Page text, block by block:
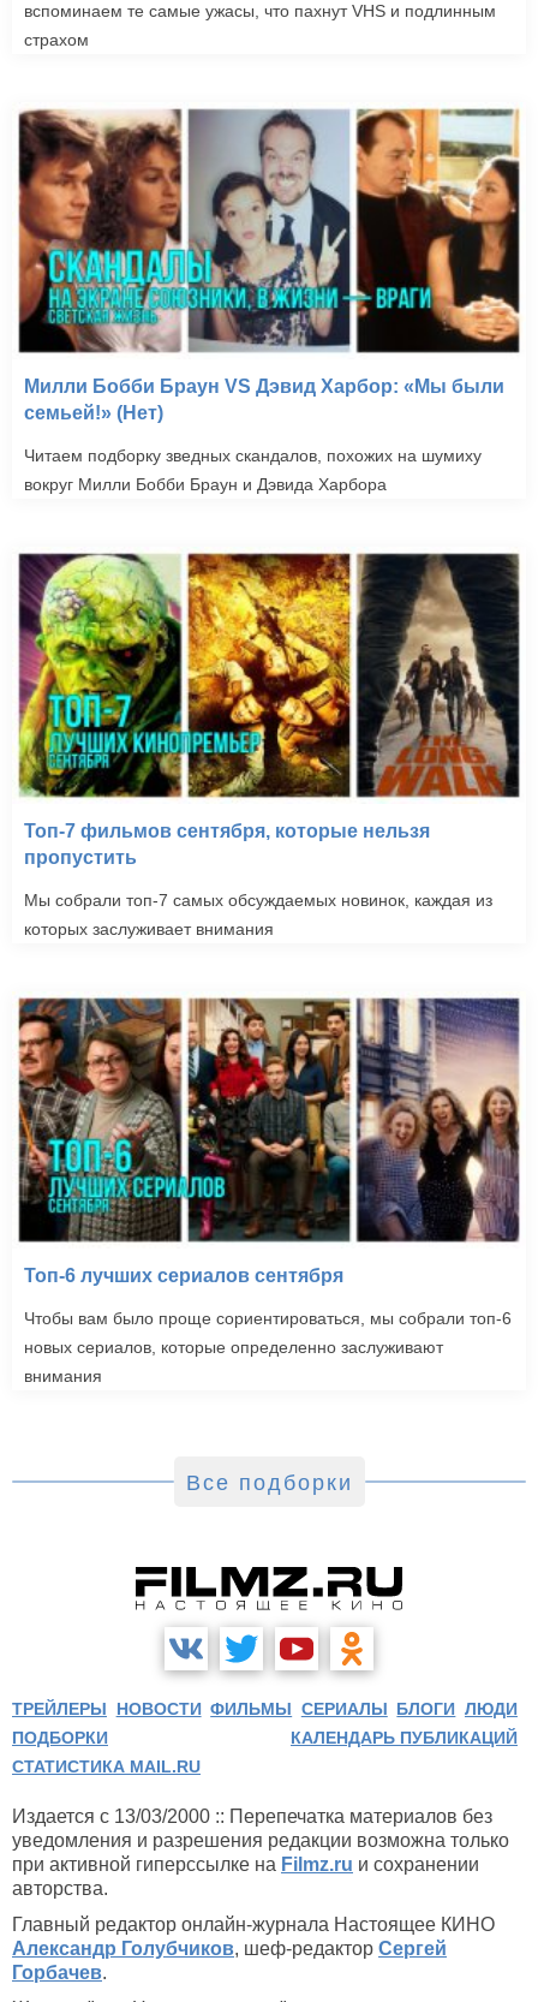
вспоминаем те самые ужасы, что пахнут VHS и подлинным
страхом
Милли Бобби Браун VS Дэвид Харбор: «Мы были
семьей!» (Нет)
Читаем подборку зведных скандалов, похожих на шумиху
вокруг Милли Бобби Браун и Дэвида Харбора
Топ-7 фильмов сентября, которые нельзя
пропустить
Мы собрали топ-7 самых обсуждаемых новинок, каждая из
которых заслуживает внимания
Топ-6 лучших сериалов сентября
Чтобы вам было проще сориентироваться, мы собрали топ-6
новых сериалов, которые определенно заслуживают
внимания
Все подборки
ТРЕЙЛЕРЫ НОВОСТИ ФИЛЬМЫ СЕРИАЛЫ БЛОГИ ЛЮДИ
ПОДБОРКИ
КАЛЕНДАРЬ ПУБЛИКАЦИЙ
СТАТИСТИКА MAIL.RU
Издается с 13/03/2000 :: Перепечатка материалов без
уведомления и разрешения редакции возможна только
при активной гиперссылке на Filmz.ru и сохранении
авторства.
Главный редактор онлайн-журнала Настоящее КИНО
Александр Голубчиков, шеф-редактор Сергей
Горбачев.